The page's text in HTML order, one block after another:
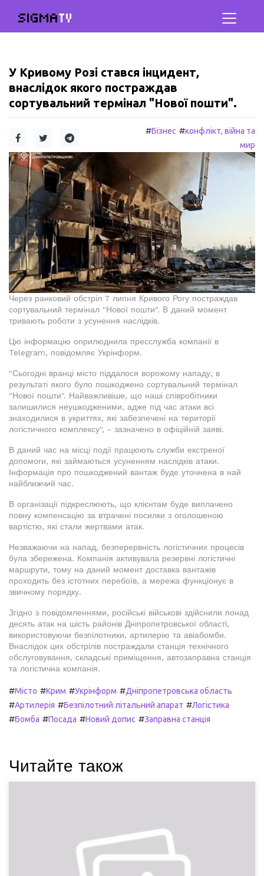
SIGMATV
У Кривому Розі стався інцидент,
внаслідок якого постраждав
сортувальний термінал "Нової пошти".
#Бізнес #конфлікт, війна та
мир
Через ранковий обстріл 7 липня Кривого Рогу постраждав
сортувальний термінал "Нової пошти". В даний момент
тривають роботи з усунення наслідків.
Цю інформацію оприлюднила пресслужба компанії в
Telegram, повідомляє Укрінформ.
"Сьогодні вранці місто піддалося ворожому нападу, в
результаті якого було пошкоджено сортувальний термінал
"Нової пошти". Найважливіше, що наші співробітники
залишилися неушкодженими, адже під час атаки всі
знаходилися в укриттях, які забезпечені на території
логістичного комплексу", - зазначено в офіційній заяві.
В даний час на місці події працюють служби екстреної
допомоги, які займаються усуненням наслідків атаки.
Інформація про пошкоджений вантаж буде уточнена в най
найближчий час.
В організації підкреслюють, що клієнтам буде виплачено
повну компенсацію за втрачені посилки з оголошеною
вартістю, які стали жертвами атак.
Незважаючи на напад, безперервність логістичних процесів
була збережена. Компанія активувала резервні логістичні
маршрути, тому на даний момент доставка вантажів
проходить без істотних перебоїв, а мережа функціонує в
звичному порядку.
Згідно з повідомленнями, російські військові здійснили понад
десять атак на шість районів Дніпропетровської області,
використовуючи безпілотники, артилерію та авіабомби.
Внаслідок цих обстрілів постраждали станція технічного
обслуговування, складські приміщення, автозаправна станція
та логістична компанія.
#Місто #Крим #Укрінформ #Дніпропетровська область
#Артилерія #Безпілотний літальний апарат #Логістика
#Бомба #Посада #Новий допис #Заправна станція
Читайте також